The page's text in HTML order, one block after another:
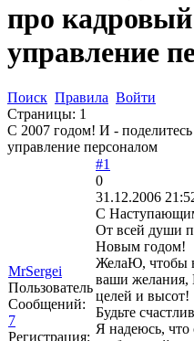
про
управление
Поиск Правила Войти
Страницы: 1
С 2007 годом! И -
управление персоналом
MrSergei
Пользователь
Сообщений:
7
Регистрация:
#1
0
31.12.2006
С
От всей души
Новым годом!
ЖелаЮ, чтобы
ваши желания,
целей и высот!
Будьте
Я надеюсь, что